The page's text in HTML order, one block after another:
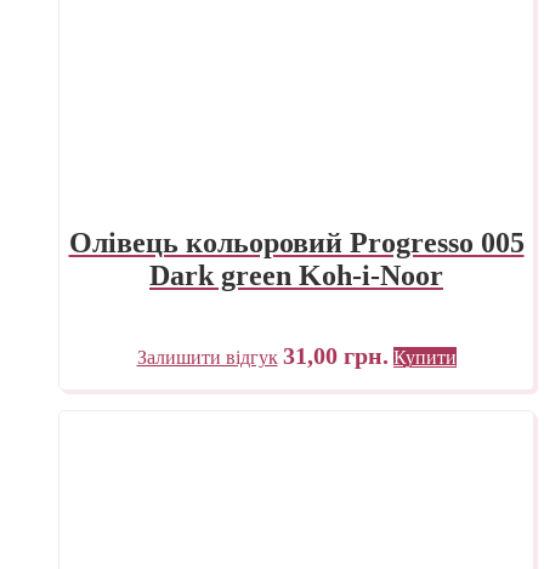
Олівець кольоровий Progresso 005
Dark green Koh-i-Noor
Залишити відгук 31,00 грн. Купити